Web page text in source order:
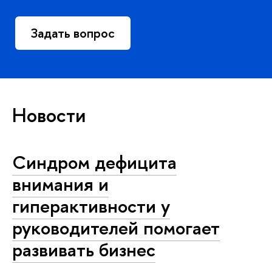
Задать вопрос
Новости
Синдром дефицита
внимания и
гиперактивности у
руководителей помогает
развивать бизнес